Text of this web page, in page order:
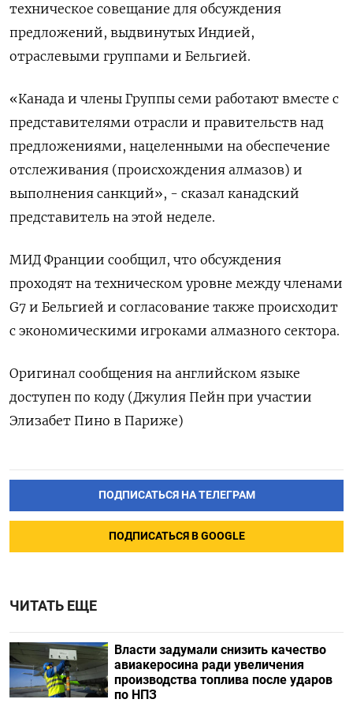
техническое совещание для обсуждения
предложений, выдвинутых Индией,
отраслевыми группами и Бельгией.
«Канада и члены Группы семи работают вместе с
представителями отрасли и правительств над
предложениями, нацеленными на обеспечение
отслеживания (происхождения алмазов) и
выполнения санкций», - сказал канадский
представитель на этой неделе.
МИД Франции сообщил, что обсуждения
проходят на техническом уровне между членами
G7 и Бельгией и согласование также происходит
с экономическими игроками алмазного сектора.
Оригинал сообщения на английском языке
доступен по коду (Джулия Пейн при участии
Элизабет Пино в Париже)
ПОДПИСАТЬСЯ НА ТЕЛЕГРАМ
ПОДПИСАТЬСЯ В GOOGLE
ЧИТАТЬ ЕЩЕ
Власти задумали снизить качество
авиакеросина ради увеличения
производства топлива после ударов
по НПЗ